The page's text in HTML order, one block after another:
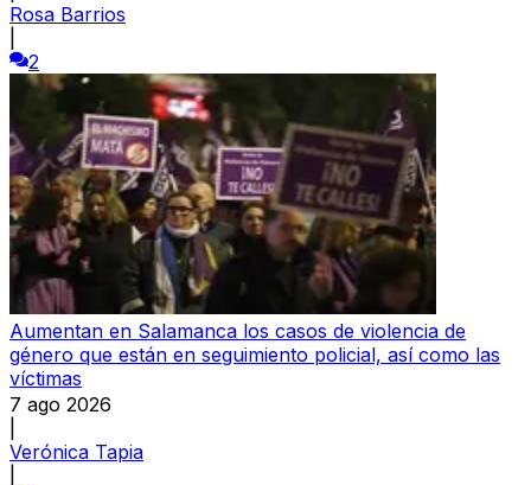
Rosa Barrios
2
Aumentan en Salamanca los casos de violencia de
género que están en seguimiento policial, así como las
víctimas
7 ago 2026
Verónica Tapia